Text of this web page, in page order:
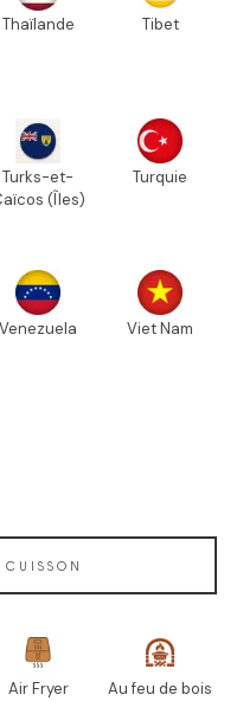
Thaïlande Tibet
Turks-et-
(Îles)
Turquie
Venezuela Viet Nam
Air Fryer Au feu de bois